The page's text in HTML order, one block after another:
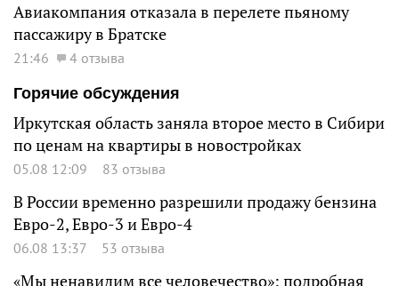
Авиакомпания отказала в перелете пьяному
пассажиру в Братске
21:46
4 отзыва
Горячие обсуждения
Иркутская область заняла второе место в Сибири
по ценам на квартиры в новостройках
05.08 12:09 83 отзыва
В России временно разрешили продажу бензина
Евро-2, Евро-3 и Евро-4
06.08 13:37 53 отзыва
«Мы ненавидим все человечество»: подробная